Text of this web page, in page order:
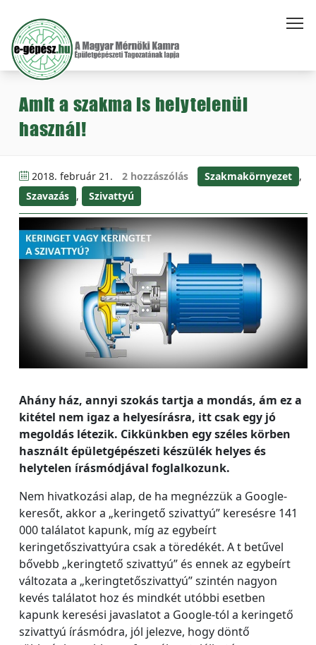
Amit a szakma is helytelenül
használ!
2018. február 21. 2 hozzászólás Szakmakörnyezet ,
Szavazás , Szivattyú
Ahány ház, annyi szokás tartja a mondás, ám ez a
kitétel nem igaz a helyesírásra, itt csak egy jó
megoldás létezik. Cikkünkben egy széles körben
használt épületgépészeti készülék helyes és
helytelen írásmódjával foglalkozunk.
Nem hivatkozási alap, de ha megnézzük a Google-
keresőt, akkor a „keringető szivattyú” keresésre 141
000 találatot kapunk, míg az egybeírt
keringetőszivattyúra csak a töredékét. A t betűvel
bővebb „keringtető szivattyú” és ennek az egybeírt
változata a „keringtetőszivattyú” szintén nagyon
kevés találatot hoz és mindkét utóbbi esetben
kapunk keresési javaslatot a Google-tól a keringető
szivattyú írásmódra, jól jelezve, hogy döntő